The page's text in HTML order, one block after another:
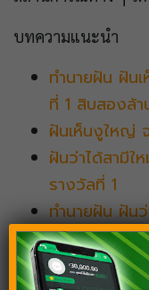
บทความแนะนำ
ทำนายฝัน ฝัน
ที่ 1 สิบสองล้า
ฝันเห็นงูใหญ่
ฝันว่าได้สามีใ
รางวัลที่ 1
ทำนายฝัน ฝัน
หรือลางร้าย?
ฝันเห็นงูใหญ่